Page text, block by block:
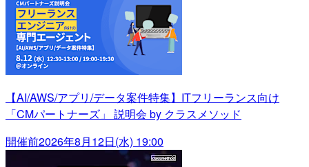
【AI/AWS/アプリ/データ案件特集】ITフリーランス向け
「CMパートナーズ」 説明会 by クラスメソッド
開催前2026年8月12日(水) 19:00